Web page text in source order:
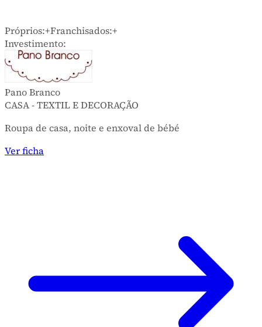
Próprios:+Franchisados:+
Investimento:
Pano Branco
CASA - TEXTIL E DECORAÇÃO
Roupa de casa, noite e enxoval de bébé
Ver ficha